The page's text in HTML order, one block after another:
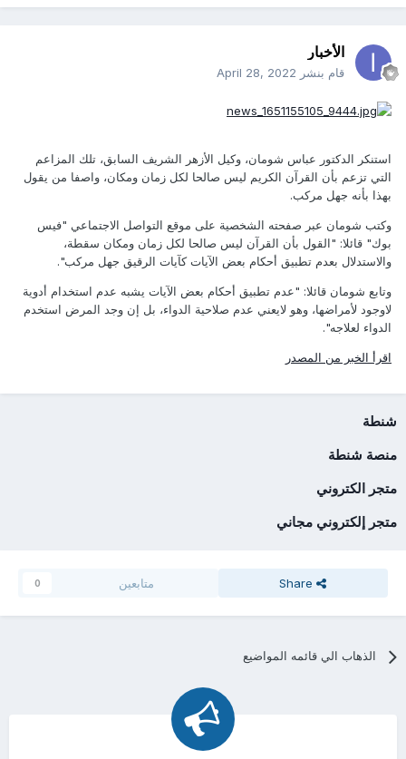
الأخبار
قام بنشر April 28, 2022
استنكر الدكتور عباس شومان، وكيل الأزهر الشريف السابق، تلك المزاعم
التي تزعم بأن القرآن الكريم ليس صالحا لكل زمان ومكان، واصفا من يقول
بهذا بأنه جهل مركب.
وكتب شومان عبر صفحته الشخصية على موقع التواصل الاجتماعي "فيس
بوك" قائلا: "القول بأن القرآن ليس صالحا لكل زمان ومكان سقطة،
والاستدلال بعدم تطبيق أحكام بعض الآيات كآيات الرقيق جهل مركب".
وتابع شومان قائلا: "عدم تطبيق أحكام بعض الآيات يشبه عدم استخدام أدوية
لاوجود لأمراضها، وهو لايعني عدم صلاحية الدواء، بل إن وجد المرض استخدم
الدواء لعلاجه".
اقرأ الخبر من المصدر
شنطة
منصة شنطة
متجر الكتروني
متجر إلكتروني مجاني
Share متابعين 0
الذهاب الي قائمه المواضيع